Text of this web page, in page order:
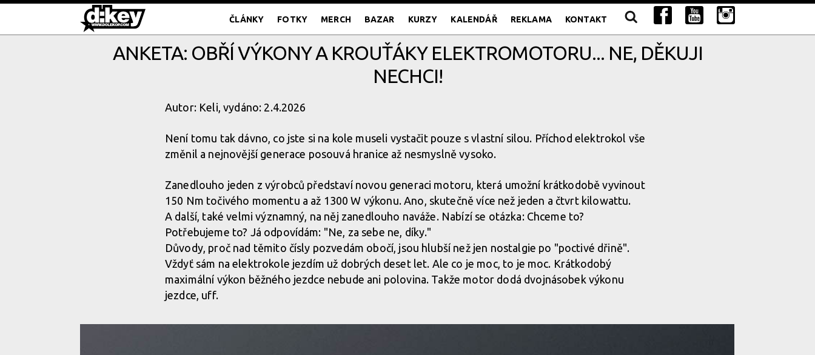
ČLÁNKY FOTKY MERCH BAZAR KURZY KALENDÁŘ REKLAMA KONTAKT
ANKETA: OBŘÍ VÝKONY A KROUŤÁKY ELEKTROMOTORU... NE, DĚKUJI
NECHCI!
Autor: Keli, vydáno: 2.4.2026
Není tomu tak dávno, co jste si na kole museli vystačit pouze s vlastní silou. Příchod elektrokol vše
změnil a nejnovější generace posouvá hranice až nesmyslně vysoko.
Zanedlouho jeden z výrobců představí novou generaci motoru, která umožní krátkodobě vyvinout
150 Nm točivého momentu a až 1300 W výkonu. Ano, skutečně více než jeden a čtvrt kilowattu.
A další, také velmi významný, na něj zanedlouho naváže. Nabízí se otázka: Chceme to?
Potřebujeme to? Já odpovídám: "Ne, za sebe ne, díky."
Důvody, proč nad těmito čísly pozvedám obočí, jsou hlubší než jen nostalgie po "poctivé dřině".
Vždyť sám na elektrokole jezdím už dobrých deset let. Ale co je moc, to je moc. Krátkodobý
maximální výkon běžného jezdce nebude ani polovina. Takže motor dodá dvojnásobek výkonu
jezdce, uff.